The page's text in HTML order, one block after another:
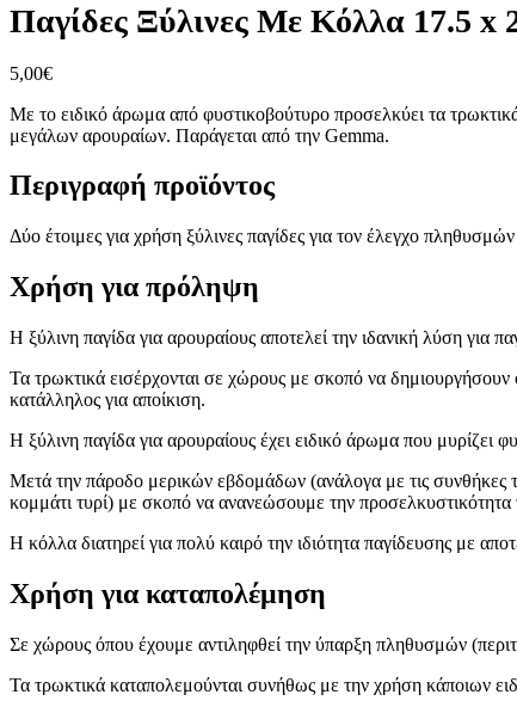
Παγίδες Ξύλινες Με Κόλλα 17.5
5,00€
Με το ειδικό άρωμα από φυστικοβούτυρο προσελκύει τα
μεγάλων αρουραίων. Παράγεται από την Gemma.
Περιγραφή προϊόντος
Δύο έτοιμες για χρήση ξύλινες παγίδες για τον έλεγχο
Χρήση για πρόληψη
Η ξύλινη παγίδα για αρουραίους αποτελεί την ιδανική λύση για
Τα τρωκτικά εισέρχονται σε χώρους με σκοπό να
κατάλληλος για αποίκιση.
Η ξύλινη παγίδα για αρουραίους έχει ειδικό άρωμα που
Μετά την πάροδο μερικών εβδομάδων (ανάλογα με τις
κομμάτι τυρί) με σκοπό να ανανεώσουμε την προσελκυστικότητα
Η κόλλα διατηρεί για πολύ καιρό την ιδιότητα παγίδευσης με
Χρήση για καταπολέμηση
Σε χώρους όπου έχουμε αντιληφθεί την ύπαρξη πληθυσμών
Τα τρωκτικά καταπολεμούνται συνήθως με την χρήση κάποιων